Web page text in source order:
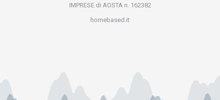
IMPRESE di AOSTA n. 162382
homebased.it